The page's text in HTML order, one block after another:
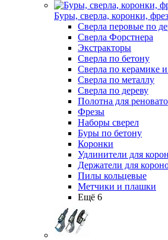
Буры, сверла, коронки,
Сверла перовые по
Сверла Форстнера
Экстракторы
Сверла по бетону
Сверла по керамике и
Сверла по металлу
Сверла по дереву
Полотна для
Фрезы
Наборы сверел
Буры по бетону
Коронки
Удлинители для
Держатели для
Пилы кольцевые
Метчики и плашки
Ещё 6